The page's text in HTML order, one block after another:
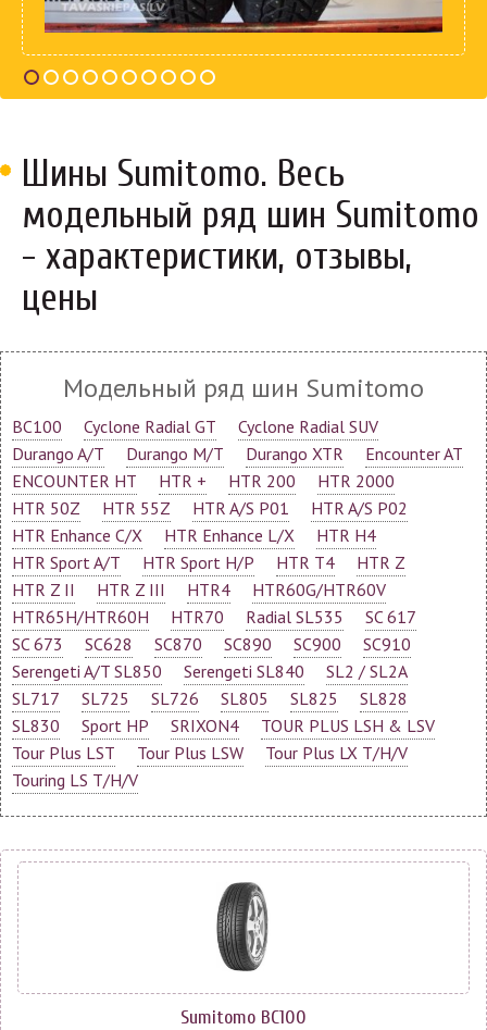
Шины Sumitomo. Весь
модельный ряд шин Sumitomo
- характеристики, отзывы,
цены
Модельный ряд шин Sumitomo
BC100 Cyclone Radial GT
Cyclone Radial SUV
Durango A/T
Durango M/T Durango XTR
Encounter AT
ENCOUNTER HT
HTR + HTR 200
HTR 2000
HTR 50Z
HTR 55Z HTR A/S P01
HTR A/S P02
HTR Enhance C/X
HTR Enhance L/X
HTR H4
HTR Sport A/T
HTR Sport H/P HTR T4
HTR Z
HTR Z II
HTR Z III HTR4
HTR60G/HTR60V
HTR65H/HTR60H
HTR70 Radial SL535
SC 617
SC 673
SC628 SC870 SC890 SC900
SC910
Serengeti A/T SL850
Serengeti SL840
SL2 / SL2A
SL717
SL725 SL726 SL805 SL825
SL828
SL830
Sport HP SRIXON4
TOUR PLUS LSH & LSV
Tour Plus LST
Tour Plus LSW
Tour Plus LX T/H/V
Touring LS T/H/V
Sumitomo BC100